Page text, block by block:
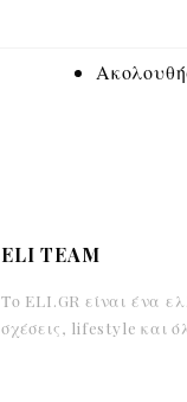
ELI TEAM
Το ELI.GR είναι ένα
σχέσεις, lifestyle και